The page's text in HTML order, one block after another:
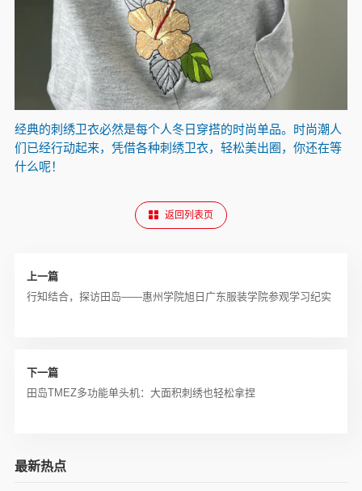
经典的刺绣卫衣必然是每个人冬日穿搭的时尚单品。时尚潮人
们已经行动起来，凭借各种刺绣卫衣，轻松美出圈，你还在等
什么呢！
返回列表页
上一篇
行知结合，探访田岛——惠州学院旭日广东服装学院参观学习纪实
下一篇
田岛TMEZ多功能单头机：大面积刺绣也轻松拿捏
最新热点